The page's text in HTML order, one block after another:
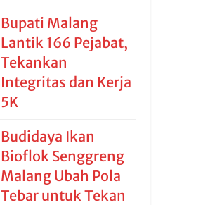
Bupati Malang
Lantik 166 Pejabat,
Tekankan
Integritas dan Kerja
5K
Budidaya Ikan
Bioflok Senggreng
Malang Ubah Pola
Tebar untuk Tekan